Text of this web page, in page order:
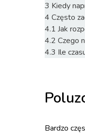
3 Kiedy
4 Często
4.1 Jak
4.2 Czego
4.3 Ile
Bardzo